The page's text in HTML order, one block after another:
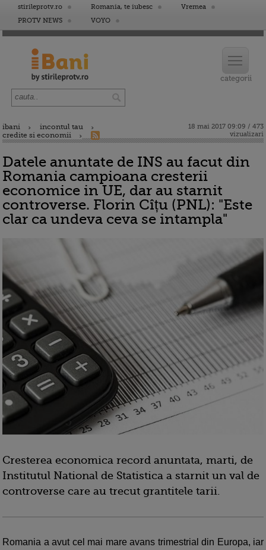
stirileprotv.ro Romania, te iubesc
Vremea
PROTV NEWS
VOYO
ibani
incontul tau
credite si economii
18 mai 2017 09:09 / 473
vizualizari
Datele anuntate de INS au facut din
Romania campioana cresterii
economice in UE, dar au starnit
controverse. Florin Cîțu (PNL): "Este
clar ca undeva ceva se intampla"
Cresterea economica record anuntata, marti, de
Institutul National de Statistica a starnit un val de
controverse care au trecut grantitele tarii.
Romania a avut cel mai mare avans trimestrial din Europa, iar